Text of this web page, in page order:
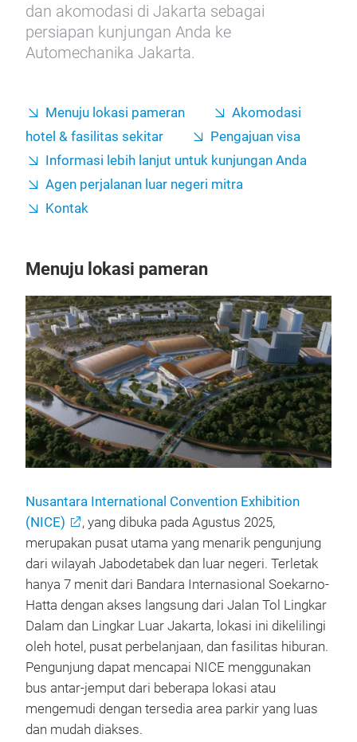
dan akomodasi di Jakarta sebagai
persiapan kunjungan Anda ke
Automechanika Jakarta.
Menuju lokasi pameran
Akomodasi
hotel & fasilitas sekitar
Pengajuan visa
Informasi lebih lanjut untuk kunjungan Anda
Agen perjalanan luar negeri mitra
Kontak
Menuju lokasi pameran
Nusantara International Convention Exhibition
(NICE)
, yang dibuka pada Agustus 2025,
merupakan pusat utama yang menarik pengunjung
dari wilayah Jabodetabek dan luar negeri. Terletak
hanya 7 menit dari Bandara Internasional Soekarno-
Hatta dengan akses langsung dari Jalan Tol Lingkar
Dalam dan Lingkar Luar Jakarta, lokasi ini dikelilingi
oleh hotel, pusat perbelanjaan, dan fasilitas hiburan.
Pengunjung dapat mencapai NICE menggunakan
bus antar-jemput dari beberapa lokasi atau
mengemudi dengan tersedia area parkir yang luas
dan mudah diakses.